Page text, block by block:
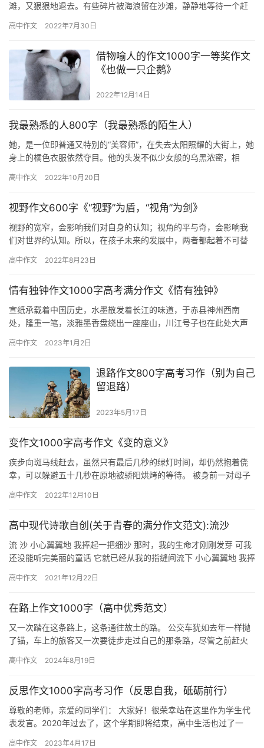
滩，又狠狠地退去。有些碎片被海浪留在沙滩，静静地等待一个赶
峙着，…
高中作文 2022年7月30日
借物喻人的作文1000字一等奖作文
《也做一只企鹅》
2022年12月14日
我最熟悉的人800字（我最熟悉的陌生人）
她，是一位即普通又特别的“美容师”，在失去太阳照耀的大街上，她
身上的橘色衣服依然夺目。他的头发不似少女般的乌黑浓密，相
…
高中作文 2022年10月20日
视野作文600字《“视野”为盾，“视角”为剑》
视野的宽窄，会影响我们对自身的认知；视角的平与奇，会影响我
们对世界的认知。所以，在孩子未来的发展中，两者都起着不可替
信…
高中作文 2022年8月23日
情有独钟作文1000字高考满分作文《情有独钟》
宣纸承载着中国历史，水墨散发着长江的味道，于赤县神州西南
处，隆重一笔，淡雅墨香盘绕出一座座山，川江号子也在此处大声
我情有独…
高中作文 2023年1月2日
退路作文800字高考习作（别为自己
留退路）
2023年5月17日
变作文1000字高考作文《变的意义》
疾步向斑马线赶去，虽然只有最后几秒的绿灯时间，却仍然抱着侥
幸，可以躲避五十几秒在原地被骄阳烘烤的等待。 被身前一对母子
高矗…
高中作文 2022年12月10日
高中现代诗歌自创(关于青春的满分作文范文):流沙
流 沙 小心翼翼地 我捧起一把细沙 那时，我的生命才刚刚发芽 可我
还没能听完美丽的童话 它就已经从我的指缝间流下 小心翼翼地 我捧
高中作文 2021年12月22日
在路上作文1000字（高中优秀范文）
又一次踏在这条路上，这条通往故土的路。 公交车犹如去年一样抛
了锚，车上的旅客又一次要徒步走过自己的那条路，尽管之前赶火
串的…
高中作文 2024年8月19日
反思作文1000字高考习作（反思自我，砥砺前行）
尊敬的老师，亲爱的同学们： 大家好！很荣幸站在这里作为学生代
表发言。2020年过去了，这个学期即将结束，高中生活也过了一
高中作文 2023年4月17日